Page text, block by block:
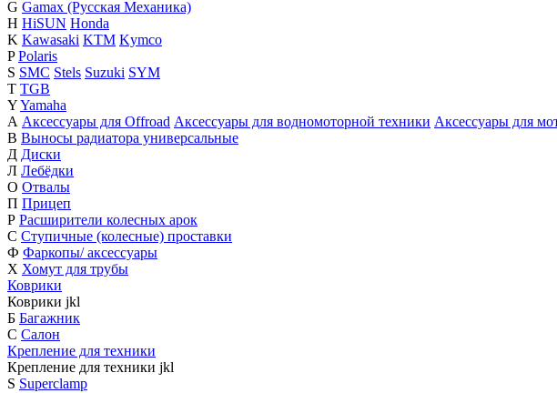
G Gamax (Русская Механика)
H HiSUN Honda
K Kawasaki KTM Kymco
P Polaris
S SMC Stels Suzuki SYM
T TGB
YYamaha
А Аксессуары для Offroad Аксессуары для водномоторной техники Аксессуары для
В Выносы радиатора универсальные
Д Диски
Л Лебёдки
О Отвалы
П Прицеп
Р Расширители колесных арок
С Ступичные (колесные) проставки
Ф Фаркопы/ аксессуары
Х Хомут для трубы
Коврики
Коврики jkl
Б Багажник
С Салон
Крепление для техники
Крепление для техники jkl
S Superclamp